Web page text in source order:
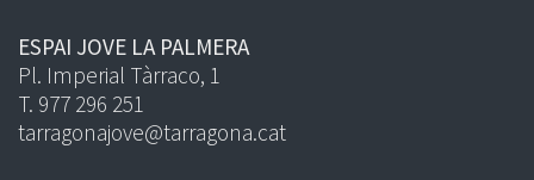
ESPAI JOVE LA PALMERA
Pl. Imperial Tàrraco, 1
T. 977 296 251
tarragonajove@tarragona.cat